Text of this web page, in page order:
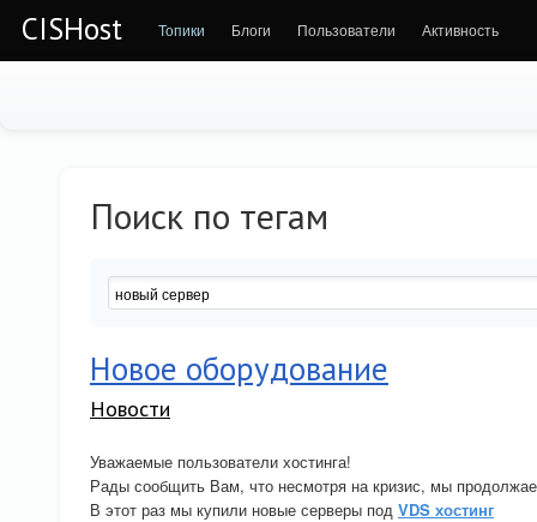
CISHost Топики Блоги Пользователи Активность
Поиск по тегам
Новое оборудование
Новости
Уважаемые пользователи хостинга!
Рады сообщить Вам, что несмотря на кризис, мы
В этот раз мы купили новые серверы под VDS хостинг